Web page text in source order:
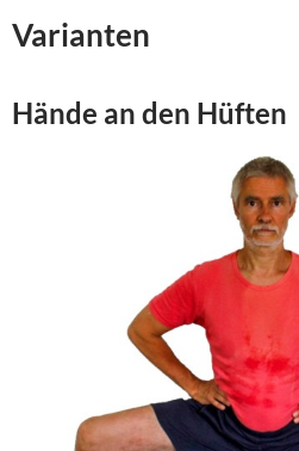
Varianten
Hände an den Hüften